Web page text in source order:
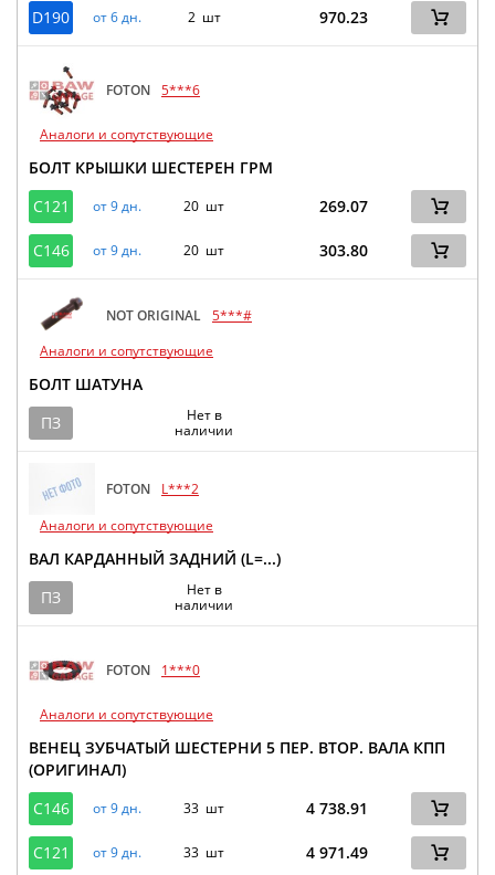
D190 от 6 дн. 2 шт 970.23
FOTON 5***6
Аналоги и сопутствующие
БОЛТ КРЫШКИ ШЕСТЕРЕН ГРМ
C121
от 9 дн. 20 шт 269.07
C146 от 9 дн. 20 шт 303.80
NOT ORIGINAL 5***#
Аналоги и сопутствующие
БОЛТ ШАТУНА
ПЗ
Нет в
наличии
FOTON
L***2
Аналоги и сопутствующие
ВАЛ КАРДАННЫЙ ЗАДНИЙ (L=...)
ПЗ
Нет в
наличии
FOTON 1***0
Аналоги и сопутствующие
ВЕНЕЦ ЗУБЧАТЫЙ ШЕСТЕРНИ 5 ПЕР. ВТОР. ВАЛА КПП
(ОРИГИНАЛ)
C146
от 9 дн. 33 шт 4 738.91
C121 от 9 дн. 33 шт 4 971.49